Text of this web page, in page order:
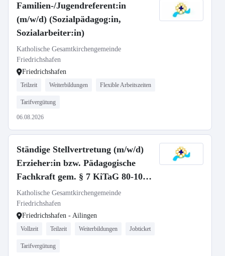
Familien-/Jugendreferent:in
(m/w/d) (Sozialpädagog:in,
Sozialarbeiter:in)
Katholische Gesamtkirchengemeinde
Friedrichshafen
Friedrichshafen
Teilzeit Weiterbildungen Flexible Arbeitszeiten
Tarifvergütung
06.08.2026
Ständige Stellvertretung (m/w/d)
Erzieher:in bzw. Pädagogische
Fachkraft gem. § 7 KiTaG 80-100
%
Katholische Gesamtkirchengemeinde
Friedrichshafen
Friedrichshafen - Ailingen
Vollzeit Teilzeit Weiterbildungen Jobticket
Tarifvergütung